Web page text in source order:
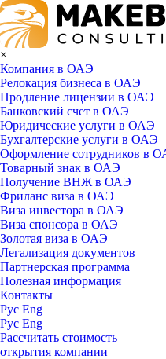
×
Компания в ОАЭ
Релокация бизнеса в ОАЭ
Продление лицензии в ОАЭ
Банковский счет в ОАЭ
Юридические услуги в ОАЭ
Бухгалтерские услуги в ОАЭ
Оформление сотрудников в
Товарный знак в ОАЭ
Получение ВНЖ в ОАЭ
Фриланс виза в ОАЭ
Виза инвестора в ОАЭ
Виза спонсора в ОАЭ
Золотая виза в ОАЭ
Легализация документов
Партнерская программа
Полезная информация
Контакты
Рус Eng
Рус Eng
Рассчитать стоимость
открытия компании